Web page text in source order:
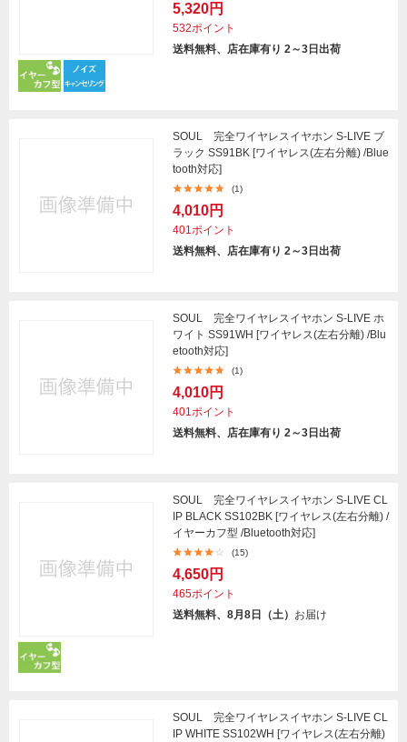
5,320円
532ポイント
送料無料、店在庫有り 2～3日出荷
SOUL 完全ワイヤレスイヤホン S-LIVE ブ
ラック SS91BK [ワイヤレス(左右分離) /Blue
tooth対応]
(1)
4,010円
401ポイント
送料無料、店在庫有り 2～3日出荷
SOUL 完全ワイヤレスイヤホン S-LIVE ホ
ワイト SS91WH [ワイヤレス(左右分離) /Blu
etooth対応]
(1)
4,010円
401ポイント
送料無料、店在庫有り 2～3日出荷
SOUL 完全ワイヤレスイヤホン S-LIVE CL
IP BLACK SS102BK [ワイヤレス(左右分離) /
イヤーカフ型 /Bluetooth対応]
(15)
4,650円
465ポイント
送料無料、8月8日（土） お届け
SOUL 完全ワイヤレスイヤホン S-LIVE CL
IP WHITE SS102WH [ワイヤレス(左右分離)